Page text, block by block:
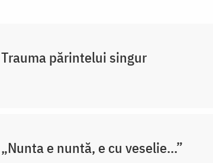
Trauma părintelui singur
„Nunta e nuntă, e cu veselie...”